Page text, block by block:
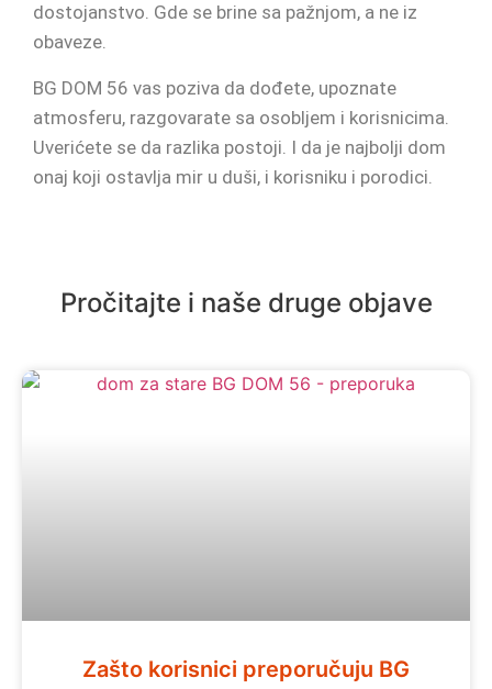
dostojanstvo. Gde se brine sa pažnjom, a ne iz
obaveze.
BG DOM 56 vas poziva da dođete, upoznate
atmosferu, razgovarate sa osobljem i korisnicima.
Uverićete se da razlika postoji. I da je najbolji dom
onaj koji ostavlja mir u duši, i korisniku i porodici.
Pročitajte i naše druge objave
Zašto korisnici preporučuju BG